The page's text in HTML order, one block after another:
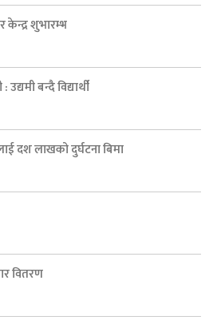
केन्द्र शुभारम्भ
बन्दै विद्यार्थी
दश लाखको दुर्घटना बिमा
वितरण